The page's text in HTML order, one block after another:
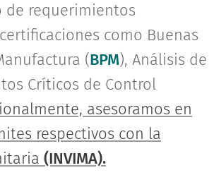
requerimientos
como Buenas
(BPM), Análisis de
Críticos de Control
asesoramos en
respectivos con la
(INVIMA).